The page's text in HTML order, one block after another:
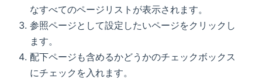
なすべてのページリストが表示されます。
参照ページとして設定したいページをクリックし
ます。
配下ページも含めるかどうかのチェックボックス
にチェックを入れます。